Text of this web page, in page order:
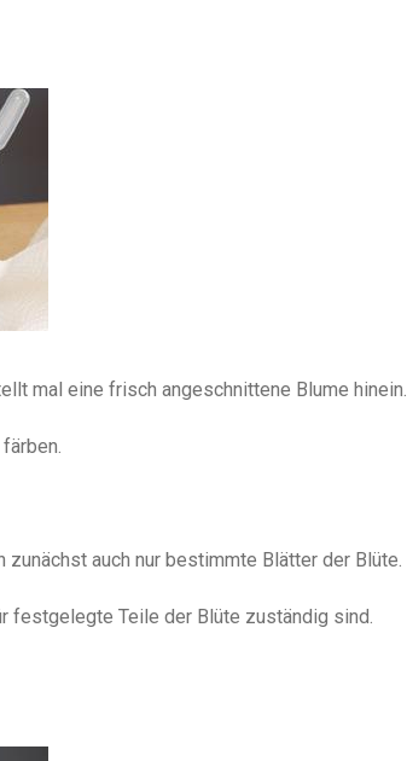
mal eine frisch angeschnittene Blume hinein.
auch nur bestimmte Blätter der Blüte.
festgelegte Teile der Blüte zuständig sind.